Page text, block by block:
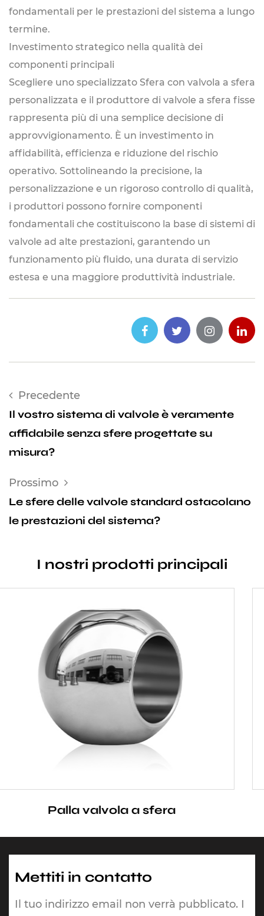
fondamentali per le prestazioni del sistema a lungo
termine.
Investimento strategico nella qualità dei
componenti principali
Scegliere uno specializzato Sfera con valvola a sfera
personalizzata e il produttore di valvole a sfera fisse
rappresenta più di una semplice decisione di
approvvigionamento. È un investimento in
affidabilità, efficienza e riduzione del rischio
operativo. Sottolineando la precisione, la
personalizzazione e un rigoroso controllo di qualità,
i produttori possono fornire componenti
fondamentali che costituiscono la base di sistemi di
valvole ad alte prestazioni, garantendo un
funzionamento più fluido, una durata di servizio
estesa e una maggiore produttività industriale.
Precedente
Il vostro sistema di valvole è veramente
affidabile senza sfere progettate su
misura?
Prossimo
Le sfere delle valvole standard ostacolano
le prestazioni del sistema?
I nostri prodotti principali
Sedile della valvola a
Mettiti in contatto
Il tuo indirizzo email non verrà pubblicato. I